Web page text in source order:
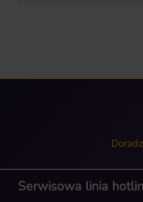
Serwisowa linia